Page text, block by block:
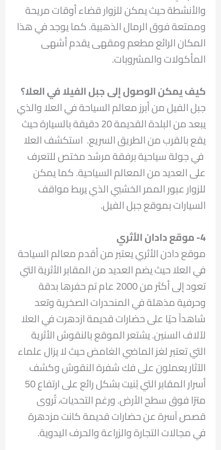
والأنشطة حيث يمكن للزوار قضاء أوقات مريحة
وممتعة فوق الرمال الذهبية. كما يوجد في هذا
المكان الرائع مطعم ومقهى يقدم أشهى
المأكولات والمشروبات.
كيف يمكن الوصول إلى جبل الفيلا في العلا؟
جبل الفيل من أبرز معالم السياحة في العلا والذي
يبعد من البلدة القديمة 20 دقيقة بالسيارة حيث
يقع بالقرب من الطريق السريع. استكشف العلا
في جولة سياحية برفقة مرشد مختص للتعرف
على العديد من المعالم السياحية. كما يمكن
للزوار عبور الممر الخشبي الذي يربط مواقف
السيارات بموقع جبل الفيل.
4- موقع دادان الأثري
موقع دادن الأثري يعتبر من أقدم معالم السياحة
في العلا حيث يضم العديد من المقابر الأثرية التي
تعود إلى أكثر من 2000 عام تم حفرها بدقة
وحرفية مذهلة في المنحدرات الصخرية وتعد
شاهداً حيًا على حضارات قديمة ازدهرت في العلا
لآلاف السنين. يشتعر الموقع بالنقوش الأثرية
التي تعتبر لغز الماضي الغامض حيث لا يزال علماء
الآثار يعملون على فك شفرة النقوش وكشف
أسرار المقابر التي بُنيت بشكل رائع على ارتفاع 50
مترًا فوق سطح الأرض. ورغم التحديات، تُروى
قصص آسرة عن حضارات قديمة كانت مزدهرة
في مجالات التجارة والزراعة والحرف اليدوية.